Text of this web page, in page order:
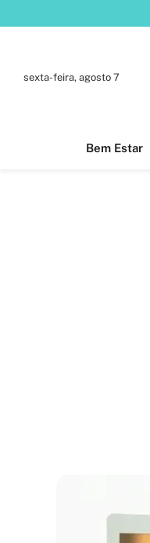
sexta-feira, agosto 7
Bem Estar